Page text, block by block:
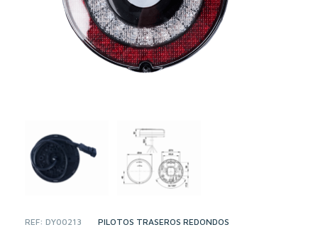
REF:DY00213
CATEGORY:PILOTOS TRASEROS REDONDOS